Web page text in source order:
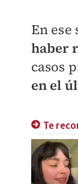
En ese
haber
casos
en el
Te